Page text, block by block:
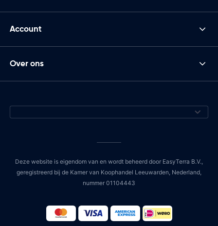
Account
Over ons
Deze website is eigendom van en wordt beheerd door EasyTerra B.V.,
geregistreerd bij de Kamer van Koophandel Leeuwarden, Nederland,
nummer 01104443